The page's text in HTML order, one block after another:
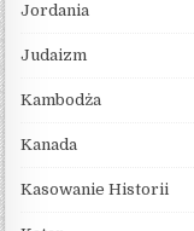
Jordania
Judaizm
Kambodża
Kanada
Kasowanie Historii